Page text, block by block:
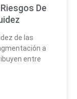
De
de las
a
entre